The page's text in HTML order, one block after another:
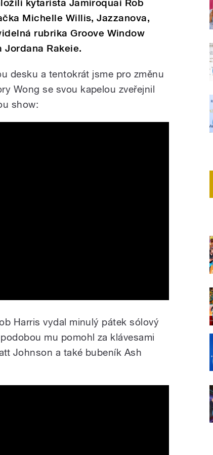
kytarista Jamiroquai Rob
Michelle Willis, Jazzanova,
rubrika Groove Window
Rakeie.
desku a tentokrát jsme pro změnu
Wong se svou kapelou zveřejnil
show:
Harris vydal minulý pátek sólový
mu pomohl za klávesami
Johnson a také bubeník Ash